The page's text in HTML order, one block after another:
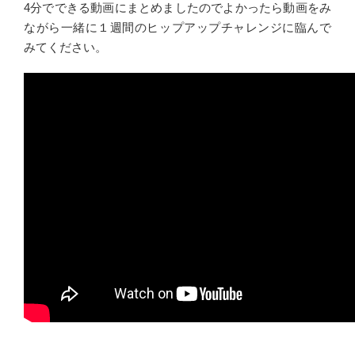
4分でできる動画にまとめましたのでよかったら動画をみ
ながら一緒に１週間のヒップアップチャレンジに臨んで
みてください。